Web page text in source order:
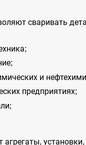
сваривать
и
предприятиях;